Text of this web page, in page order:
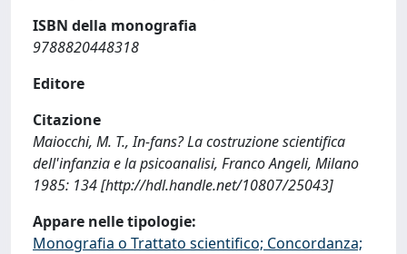
ISBN della monografia
9788820448318
Editore
Citazione
Maiocchi, M. T., In-fans? La costruzione scientifica
dell'infanzia e la psicoanalisi, Franco Angeli, Milano
1985: 134 [http://hdl.handle.net/10807/25043]
Appare nelle tipologie:
Monografia o Trattato scientifico; Concordanza;